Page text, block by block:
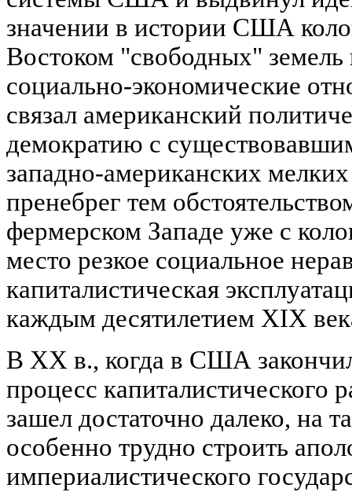
значении в истории США
Востоком "свободных" земель
социально-экономические
связал американский
демократию с
западно-американских
пренебрег тем
фермерском Западе уже с
место резкое социальное
капиталистическая
каждым десятилетием XIX
В XX в., когда в США
процесс капиталистического
зашел достаточно далеко, на
особенно трудно строить
империалистического